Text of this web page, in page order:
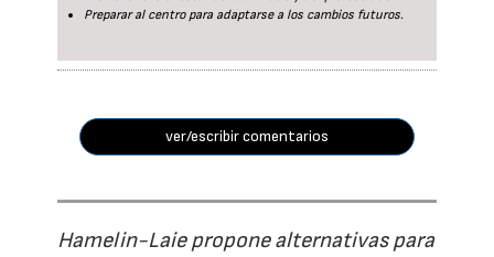
Preparar al centro para adaptarse a los cambios futuros.
ver/escribir comentarios
Hamelin-Laie propone alternativas para